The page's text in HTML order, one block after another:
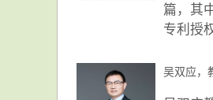
篇，其
专利授
吴双应，